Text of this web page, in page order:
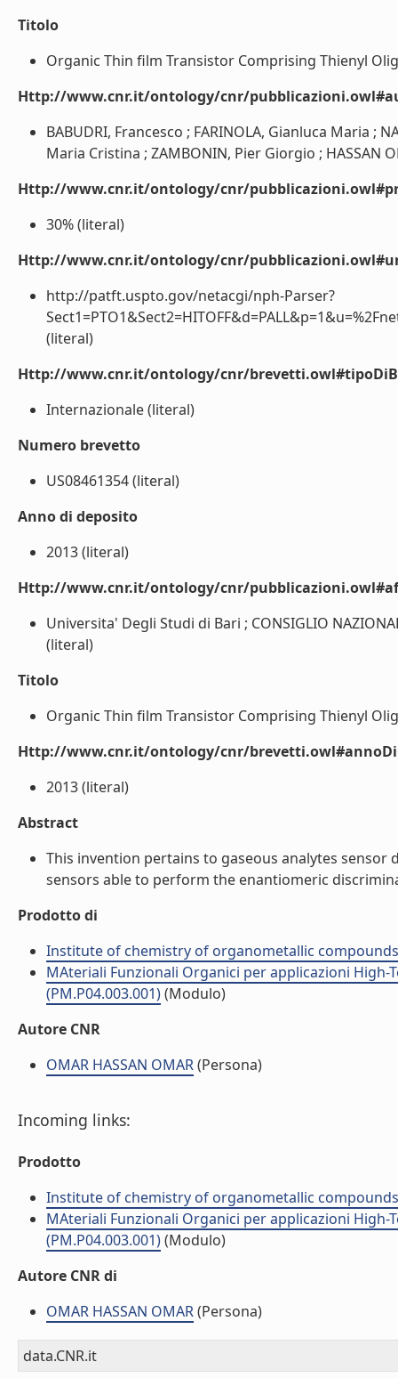
Titolo
Organic Thin film Transistor Comprising Thienyl
Http://www.cnr.it/ontology/cnr/
BABUDRI, Francesco ; FARINOLA, Gianluca Maria ;
Maria Cristina ; ZAMBONIN, Pier Giorgio ; HASSAN
Http://www.cnr.it/ontology/cnr/
30% (literal)
Http://www.cnr.it/ontology/cnr/
http://patft.uspto.gov/netacgi/nph-Parser?
(literal)
Http://www.cnr.it/ontology/cnr/
Internazionale (literal)
Numero brevetto
US08461354 (literal)
Anno di deposito
2013 (literal)
Http://www.cnr.it/ontology/cnr/
Universita' Degli Studi di Bari ; CONSIGLIO
(literal)
Titolo
Organic Thin film Transistor Comprising Thienyl
Http://www.cnr.it/ontology/cnr/
2013 (literal)
Abstract
This invention pertains to gaseous analytes
sensors able to perform the enantiomeric
Prodotto di
Institute of chemistry of organometallic compounds
MAteriali Funzionali Organici per applicazioni
(PM.P04.003.001)(Modulo)
Autore CNR
OMAR HASSAN OMAR(Persona)
Incoming links:
Prodotto
Institute of chemistry of organometallic compounds
MAteriali Funzionali Organici per applicazioni
(PM.P04.003.001)(Modulo)
Autore CNR di
OMAR HASSAN OMAR(Persona)
data.CNR.it